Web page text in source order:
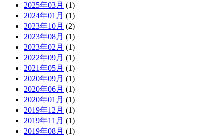
2025年03月 (1)
2024年01月 (1)
2023年10月 (2)
2023年08月 (1)
2023年02月 (1)
2022年09月 (1)
2021年05月 (1)
2020年09月 (1)
2020年06月 (1)
2020年01月 (1)
2019年12月 (1)
2019年11月 (1)
2019年08月 (1)